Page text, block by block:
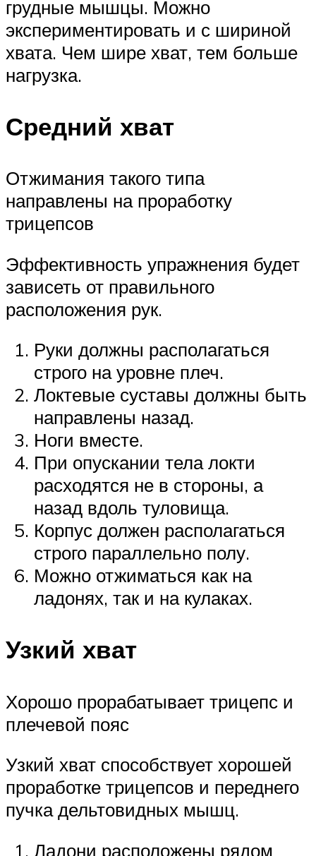
грудные мышцы. Можно
экспериментировать и с шириной
хвата. Чем шире хват, тем больше
нагрузка.
Средний хват
Отжимания такого типа
направлены на проработку
трицепсов
Эффективность упражнения будет
зависеть от правильного
расположения рук.
Руки должны располагаться
строго на уровне плеч.
Локтевые суставы должны быть
направлены назад.
Ноги вместе.
При опускании тела локти
расходятся не в стороны, а
назад вдоль туловища.
Корпус должен располагаться
строго параллельно полу.
Можно отжиматься как на
ладонях, так и на кулаках.
Узкий хват
Хорошо прорабатывает трицепс и
плечевой пояс
Узкий хват способствует хорошей
проработке трицепсов и переднего
пучка дельтовидных мышц.
Ладони расположены рядом